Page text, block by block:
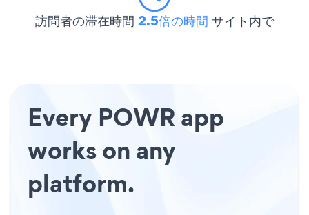
訪問者の滞在時間 2.5倍の時間 サイト内で
Every POWR app
works on any
platform.